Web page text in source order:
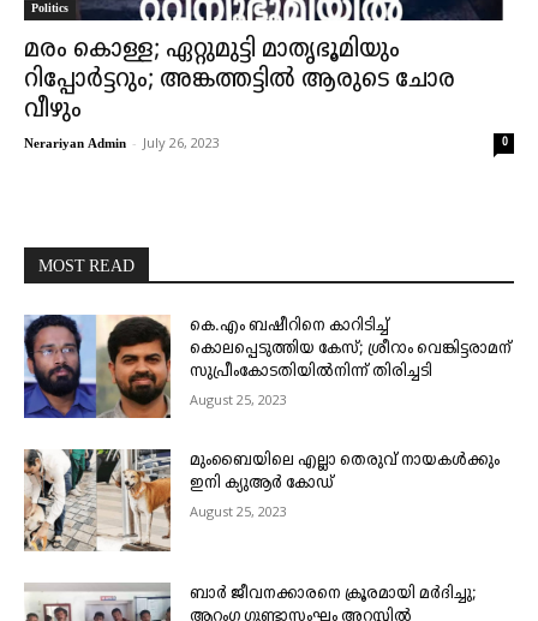
Politics
മരം കൊള്ള; ഏറ്റുമുട്ടി മാതൃഭൂമിയും
റിപ്പോർട്ട‍റും; അങ്കത്തട്ടിൽ ആരുടെ ചോര
വീഴും
Nerariyan Admin - July 26, 2023 0
MOST READ
കെ.എം ബഷീറിനെ കാറിടിച്ച്
കൊലപ്പെടുത്തിയ കേസ്; ശ്രീറാം വെങ്കിട്ടരാമന്
സുപ്രീംകോടതിയിൽനിന്ന് തിരിച്ചടി
August 25, 2023
മുംബൈയിലെ എല്ലാ തെരുവ് നായകൾക്കും
ഇനി ക്യുആർ കോഡ്
August 25, 2023
ബാർ ജീവനക്കാരനെ ക്രൂരമായി മർദിച്ചു;